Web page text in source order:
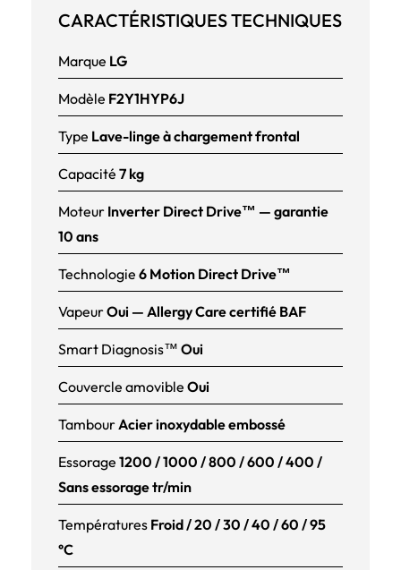
CARACTÉRISTIQUES TECHNIQUES
Marque LG
Modèle F2Y1HYP6J
Type Lave-linge à chargement frontal
Capacité 7 kg
Moteur Inverter Direct Drive™ — garantie
10 ans
Technologie 6 Motion Direct Drive™
VapeurOui — Allergy Care certifié BAF
Smart Diagnosis™ Oui
Couvercle amovible Oui
TambourAcier inoxydable embossé
Essorage 1200 / 1000 / 800 / 600 / 400 /
Sans essorage tr/min
Températures Froid / 20 / 30 / 40 / 60 / 95
°C